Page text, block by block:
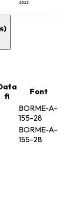
2025
fi
Font
BORME-A-
155-28
BORME-A-
155-28